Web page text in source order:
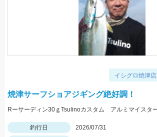
イシグロ焼津店
焼津サーフショアジギング絶好調！
釣行日
2026/07/31